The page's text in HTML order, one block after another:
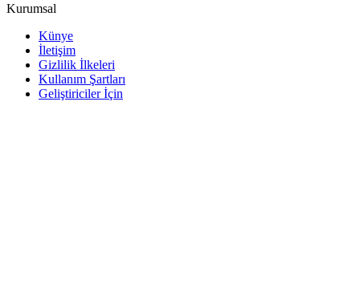
Kurumsal
Künye
İletişim
Gizlilik İlkeleri
Kullanım Şartları
Geliştiriciler İçin